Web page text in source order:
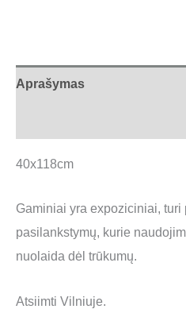
Aprašymas
40x118cm
Gaminiai yra expoziciniai, turi
pasilankstymų, kurie
nuolaida dėl trūkumų.
Atsiimti Vilniuje.